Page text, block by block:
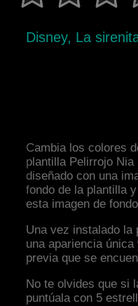
Disney, La
Cambia los colores
plantilla Pelirrojo
diseñado con una
fondo de la plantilla
esta imagen de
Una vez instalado la
una apariencia
previa que se
No te olvides que si
puntúala con 5